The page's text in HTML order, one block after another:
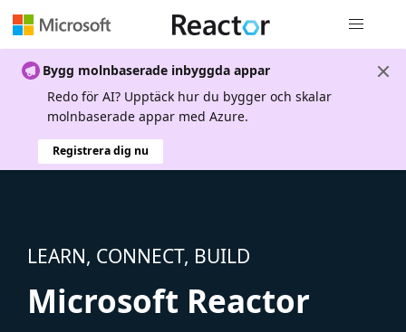
Bygg molnbaserade inbyggda appar
Redo för AI? Upptäck hur du bygger och skalar
molnbaserade appar med Azure.
Registrera dig nu
LEARN, CONNECT, BUILD
Microsoft Reactor